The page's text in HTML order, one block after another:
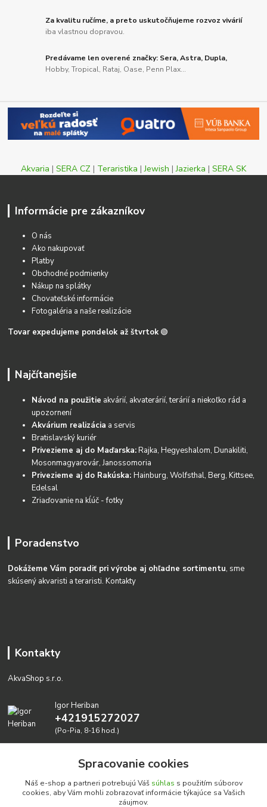
Za kvalitu ručíme, a preto uskutočňujeme rozvoz vivárií
iba vlastnou dopravou.
Predávame len overené značky: Sera, Astra, Dupla,
Hobby, Tropical, Rataj, Oase, Penn Plax...
Akvaria | SERA CZ | Teraristika |Jewish |Jazierka | SERA SK
Informácie pre zákazníkov
O nás
Ako nakupovať
Platby
Obchodné podmienky
Nákup na splátky
Chovateľské informácie
Fotogaléria a naše realizácie
Tovar expedujeme pondelok až štvrtok 🟢
Najčítanejšie
Návod na použitie akvárií, akvaterárií, terárií a niekoľko rád a
upozornení
Akvárium realizácia a servis
Bratislavský kuriér
Privezieme aj do Maďarska:Rajka, Hegyeshalom, Dunakiliti,
Mosonmagyarovár, Janossomoria
Privezieme aj do Rakúska:Hainburg, Wolfsthal, Berg, Kittsee,
Edelsal
Zriaďovanie na kĺúč - fotky
Poradenstvo
Dokážeme Vám poradiť pri výrobe aj ohľadne sortimentu, sme
skúsený akvaristi a teraristi.Kontakty
Kontakty
AkvaShop s.r.o.
Igor Heriban
+421915272027
(Po-Pia, 8-16 hod.)
Spracovanie cookies
Náš e-shop a partneri potrebujú Váš súhlas s použitím súborov
cookies, aby Vám mohli zobrazovať informácie týkajúce sa Vašich
záujmov.